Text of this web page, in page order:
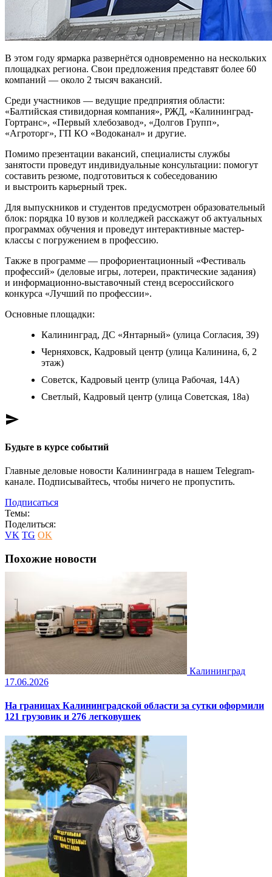
В этом году ярмарка развернётся одновременно на нескольких
площадках региона. Свои предложения представят более 60
компаний — около 2 тысяч вакансий.
Среди участников — ведущие предприятия области:
«Балтийская стивидорная компания», РЖД, «Калининград-
Гортранс», «Первый хлебозавод», «Долгов Групп»,
«Агроторг», ГП КО «Водоканал» и другие.
Помимо презентации вакансий, специалисты службы
занятости проведут индивидуальные консультации: помогут
составить резюме, подготовиться к собеседованию
и выстроить карьерный трек.
Для выпускников и студентов предусмотрен образовательный
блок: порядка 10 вузов и колледжей расскажут об актуальных
программах обучения и проведут интерактивные мастер-
классы с погружением в профессию.
Также в программе — профориентационный «Фестиваль
профессий» (деловые игры, лотереи, практические задания)
и информационно-выставочный стенд всероссийского
конкурса «Лучший по профессии».
Основные площадки:
Калининград, ДС «Янтарный» (улица Согласия, 39)
Черняховск, Кадровый центр (улица Калинина, 6, 2
этаж)
Советск, Кадровый центр (улица Рабочая, 14А)
Светлый, Кадровый центр (улица Советская, 18а)
send
Будьте в курсе событий
Главные деловые новости Калининграда в нашем Telegram-
канале. Подписывайтесь, чтобы ничего не пропустить.
Подписаться
Темы:
Поделиться:
VK TG OK
Похожие новости
Калининград
17.06.2026
На границах Калининградской области за сутки оформили
121 грузовик и 276 легковушек